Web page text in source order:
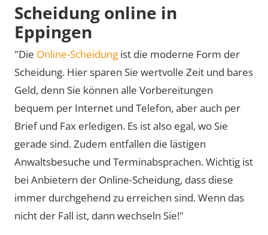
Scheidung online in
Eppingen
"Die Online-Scheidung ist die moderne Form der
Scheidung. Hier sparen Sie wertvolle Zeit und bares
Geld, denn Sie können alle Vorbereitungen
bequem per Internet und Telefon, aber auch per
Brief und Fax erledigen. Es ist also egal, wo Sie
gerade sind. Zudem entfallen die lästigen
Anwaltsbesuche und Terminabsprachen. Wichtig ist
bei Anbietern der Online-Scheidung, dass diese
immer durchgehend zu erreichen sind. Wenn das
nicht der Fall ist, dann wechseln Sie!"